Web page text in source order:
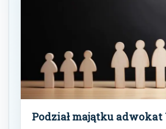
Podział majątku